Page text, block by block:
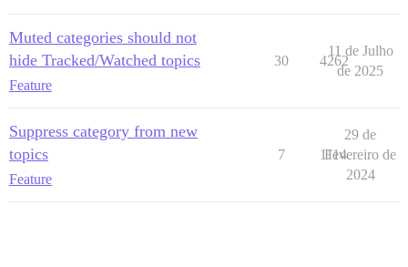
Muted categories should not
hide Tracked/Watched topics
Feature
30 4262
11 de Julho
de 2025
Suppress category from new
topics
Feature
7 1114
29 de
Fevereiro de
2024